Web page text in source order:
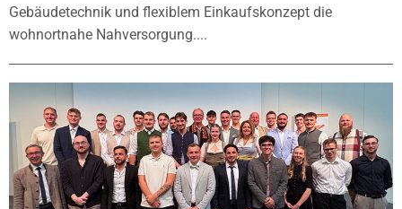
Gebäudetechnik und flexiblem Einkaufskonzept die
wohnortnahe Nahversorgung....